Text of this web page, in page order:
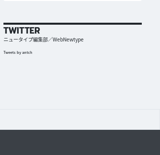
TWITTER
ニュータイプ編集部／WebNewtype
Tweets by antch